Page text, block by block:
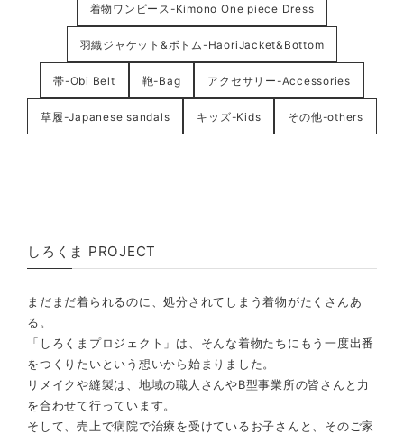
着物ワンピース-Kimono One piece Dress
羽織ジャケット&ボトム-HaoriJacket&Bottom
帯-Obi Belt 鞄-Bag アクセサリー-Accessories
草履-Japanese sandals キッズ-Kids その他-others
しろくま PROJECT
まだまだ着られるのに、処分されてしまう着物がたくさんあ
る。
「しろくまプロジェクト」は、そんな着物たちにもう一度出番
をつくりたいという想いから始まりました。
リメイクや縫製は、地域の職人さんやB型事業所の皆さんと力
を合わせて行っています。
そして、売上で病院で治療を受けているお子さんと、そのご家